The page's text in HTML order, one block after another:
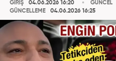
GİRİŞ
04.06.2026 16:20
GÜNCELLEME
04.06.2026 16:25
GÜNCEL